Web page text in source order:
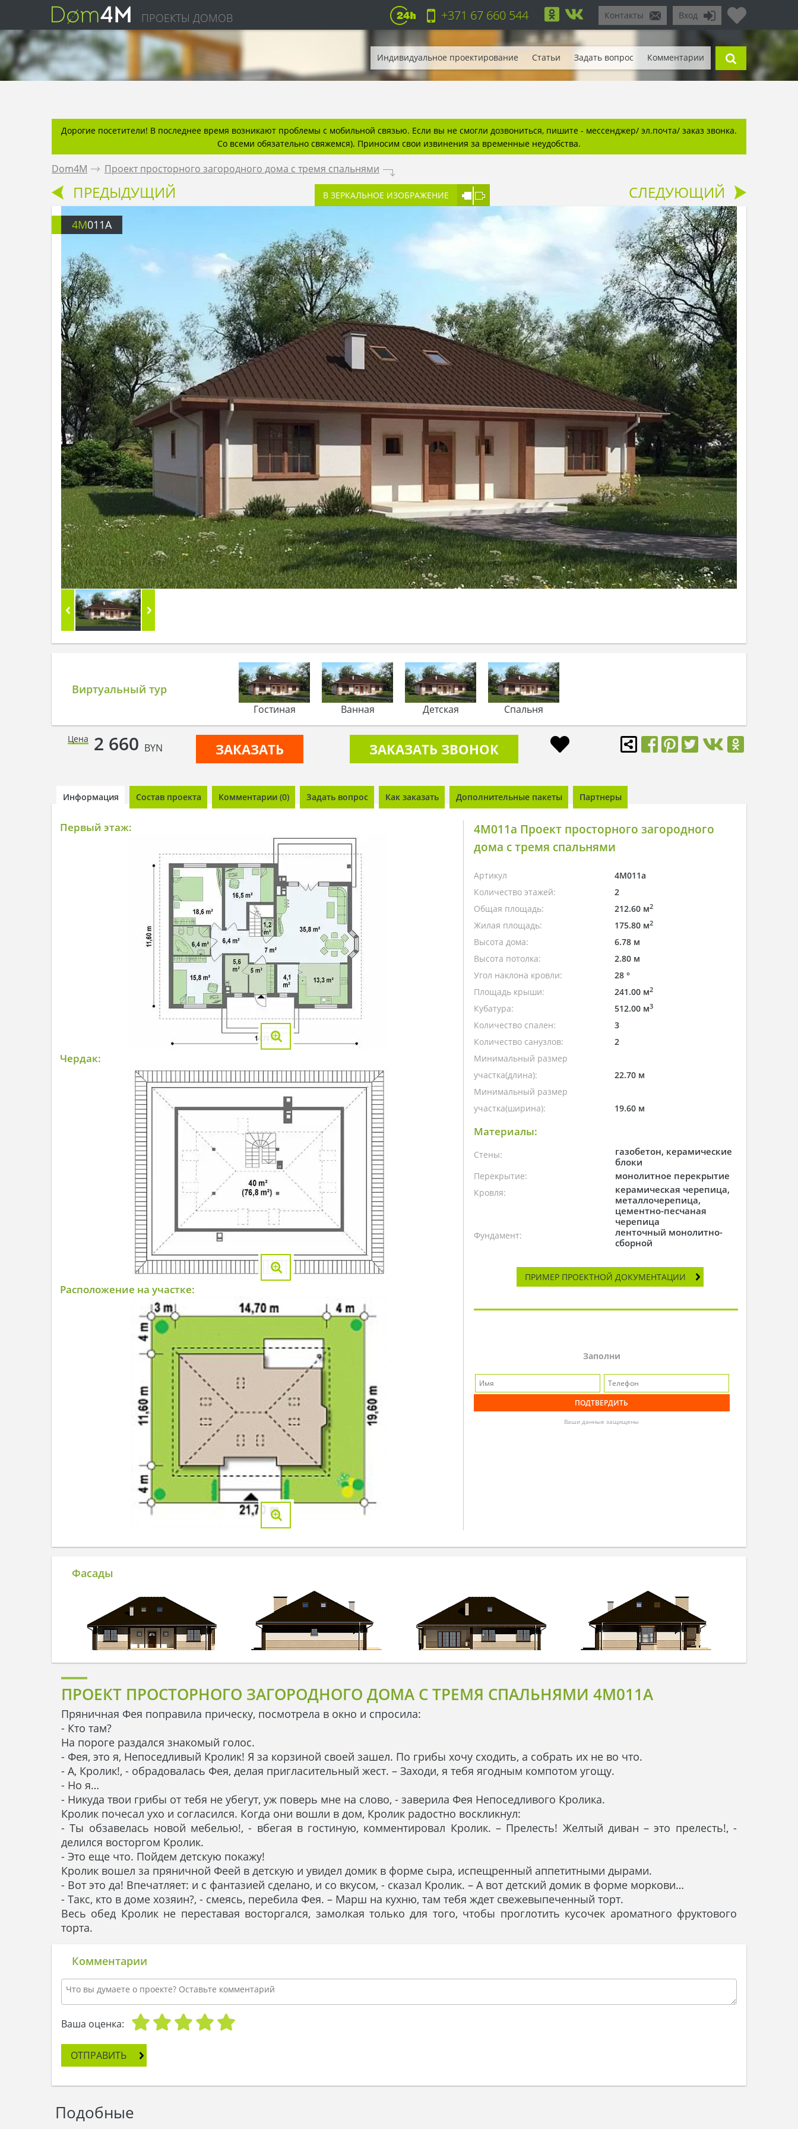
ПРОЕКТЫ ДОМОВ Вход
Контакты
+371 67 660 544
Индивидуальное проектирование Статьи Задать вопрос Комментарии
Дорогие посетители! В последнее время возникают проблемы с мобильной связью. Если вы не смогли дозвониться, пишите - мессенджер/ эл.почта/ заказ звонка.
Со всеми обязательно свяжемся). Приносим свои извинения за временные неудобства.
Dom4M . Проект просторного загородного дома с тремя спальнями .
ПРЕДЫДУЩИЙ В ЗЕРКАЛЬНОЕ ИЗОБРАЖЕНИЕ СЛЕДУЮЩИЙ
4M011A
Виртуальный тур
Гостиная Ванная Детская Спальня
Цена 2 660 BYN ЗАКАЗАТЬ ЗАКАЗАТЬ ЗВОНОК
Информация Состав проекта Комментарии (0) Задать вопрос Как заказать Дополнительные пакеты Партнеры
Первый этаж:
Чердак:
Расположение на участке:
4M011a Проект просторного загородного
дома с тремя спальнями
Артикул
4M011a
Количество этажей:
2
Общая площадь:
212.60 м2
Жилая площадь: 175.80 м2
Высота дома:
6.78 м
Высота потолка:
2.80 м
Угол наклона кровли:
28 °
Площадь крыши:
241.00 м2
Кубатура: 512.00 м3
Количество спален:
3
Количество санузлов:
2
Минимальный размер
участка(длина):
22.70 м
Минимальный размер
участка(ширина):
19.60 м
Материалы:
Стены:
газобетон, керамические
блоки
Перекрытие: монолитное перекрытие
Кровля:
керамическая черепица,
металлочерепица,
цементно-песчаная
черепица
Фундамент:
ленточный монолитно-
сборной
ПРИМЕР ПРОЕКТНОЙ ДОКУМЕНТАЦИИ
Заполни
Ваши данные защищены
Фасады
ПРОЕКТ ПРОСТОРНОГО ЗАГОРОДНОГО ДОМА С ТРЕМЯ СПАЛЬНЯМИ 4M011A
Пряничная Фея поправила прическу, посмотрела в окно и спросила:
- Кто там?
На пороге раздался знакомый голос.
- Фея, это я, Непоседливый Кролик! Я за корзиной своей зашел. По грибы хочу сходить, а собрать их не во что.
- А, Кролик!, - обрадовалась Фея, делая пригласительный жест. – Заходи, я тебя ягодным компотом угощу.
- Но я…
- Никуда твои грибы от тебя не убегут, уж поверь мне на слово, - заверила Фея Непоседливого Кролика.
Кролик почесал ухо и согласился. Когда они вошли в дом, Кролик радостно воскликнул:
- Ты обзавелась новой мебелью!, - вбегая в гостиную, комментировал Кролик. – Прелесть! Желтый диван – это прелесть!, -
делился восторгом Кролик.
- Это еще что. Пойдем детскую покажу!
Кролик вошел за пряничной Феей в детскую и увидел домик в форме сыра, испещренный аппетитными дырами.
- Вот это да! Впечатляет: и с фантазией сделано, и со вкусом, - сказал Кролик. – А вот детский домик в форме моркови…
- Такс, кто в доме хозяин?, - смеясь, перебила Фея. – Марш на кухню, там тебя ждет свежевыпеченный торт.
Весь обед Кролик не переставая восторгался, замолкая только для того, чтобы проглотить кусочек ароматного фруктового
торта.
Комментарии
Ваша оценка:
ОТПРАВИТЬ
Подобные